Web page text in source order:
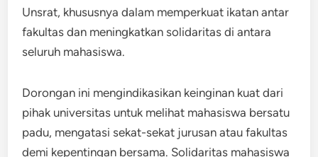
Unsrat, khususnya dalam memperkuat ikatan antar
fakultas dan meningkatkan solidaritas di antara
seluruh mahasiswa.
Dorongan ini mengindikasikan keinginan kuat dari
pihak universitas untuk melihat mahasiswa bersatu
padu, mengatasi sekat-sekat jurusan atau fakultas
demi kepentingan bersama. Solidaritas mahasiswa